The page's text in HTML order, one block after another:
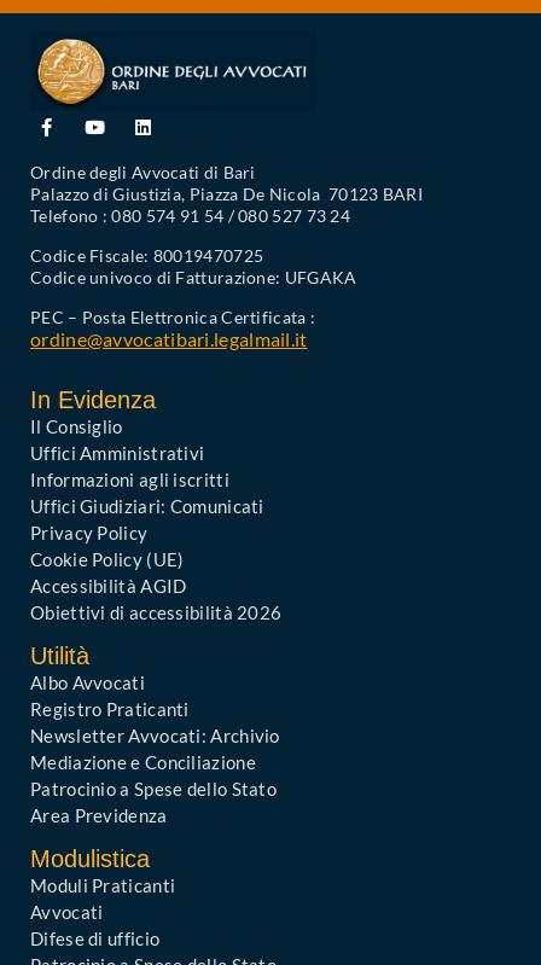
Ordine degli Avvocati di Bari
Palazzo di Giustizia, Piazza De Nicola 70123 BARI
Telefono : 080 574 91 54 / 080 527 73 24
Codice Fiscale: 80019470725
Codice univoco di Fatturazione: UFGAKA
PEC – Posta Elettronica Certificata :
ordine@avvocatibari.legalmail.it
In Evidenza
Il Consiglio
Uffici Amministrativi
Informazioni agli iscritti
Uffici Giudiziari: Comunicati
Privacy Policy
Cookie Policy (UE)
Accessibilità AGID
Obiettivi di accessibilità 2026
Utilità
Albo Avvocati
Registro Praticanti
Newsletter Avvocati: Archivio
Mediazione e Conciliazione
Patrocinio a Spese dello Stato
Area Previdenza
Modulistica
Moduli Praticanti
Avvocati
Difese di ufficio